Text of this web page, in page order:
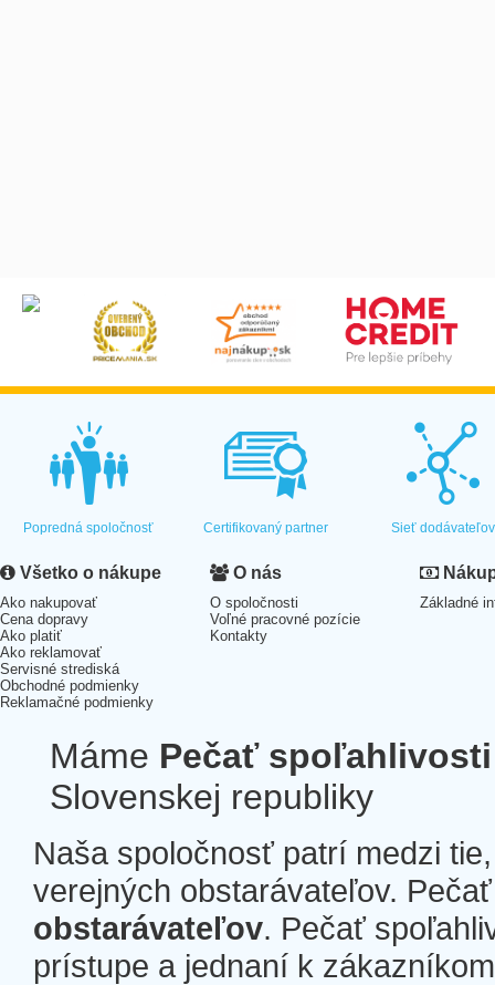
Popredná spoločnosť Certifikovaný partner Sieť dodávateľov
Všetko o nákupe
Ako nakupovať
Cena dopravy
Ako platiť
Ako reklamovať
Servisné strediská
Obchodné podmienky
Reklamačné podmienky
O nás
O spoločnosti
Voľné pracovné pozície
Kontakty
Základné
Máme Pečať spoľahlivosti
Slovenskej republiky
Naša spoločnosť patrí medzi
verejných obstarávateľov.
obstarávateľov. Pečať
prístupe a jednaní k